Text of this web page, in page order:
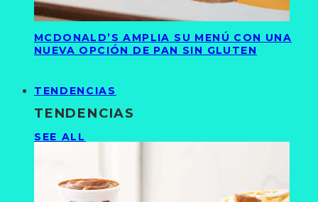
MCDONALD’S AMPLIA SU MENÚ CON UNA
NUEVA OPCIÓN DE PAN SIN GLUTEN
TENDENCIAS
TENDENCIAS
SEE ALL